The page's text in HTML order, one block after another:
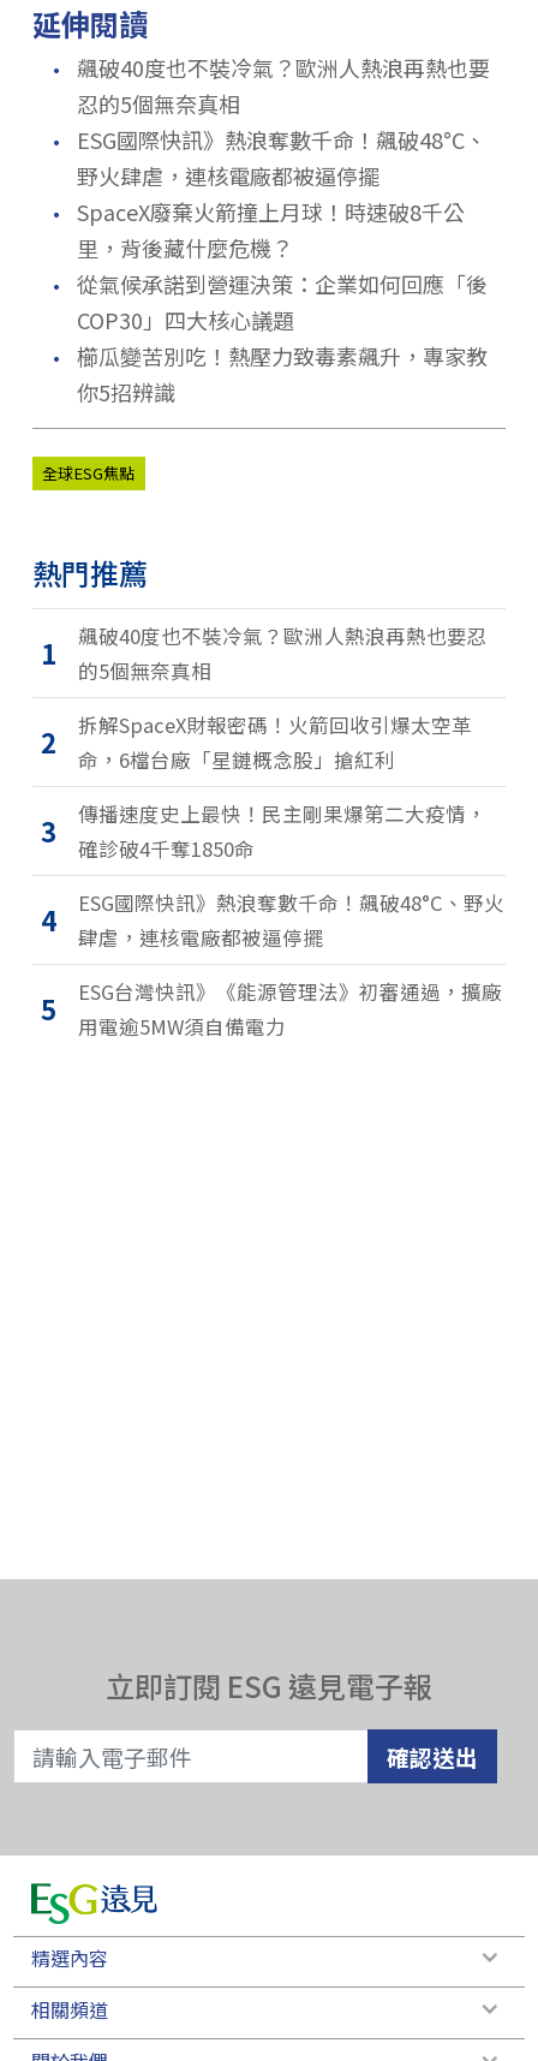
延伸閱讀
．
飆破40度也不裝冷氣？歐洲人熱浪再熱也要
忍的5個無奈真相
．
ESG國際快訊》熱浪奪數千命！飆破48°C、
野火肆虐，連核電廠都被逼停擺
． SpaceX廢棄火箭撞上月球！時速破8千公
里，背後藏什麼危機？
． 從氣候承諾到營運決策：企業如何回應「後
COP30」四大核心議題
． 櫛瓜變苦別吃！熱壓力致毒素飆升，專家教
你5招辨識
全球ESG焦點
熱門推薦
1
飆破40度也不裝冷氣？歐洲人熱浪再熱也要忍
的5個無奈真相
2
拆解SpaceX財報密碼！火箭回收引爆太空革
命，6檔台廠「星鏈概念股」搶紅利
3
傳播速度史上最快！民主剛果爆第二大疫情，
確診破4千奪1850命
4
ESG國際快訊》熱浪奪數千命！飆破48°C、野火
肆虐，連核電廠都被逼停擺
5
ESG台灣快訊》《能源管理法》初審通過，擴廠
用電逾5MW須自備電力
立即訂閱 ESG 遠見電子報
確認送出
精選內容
相關頻道